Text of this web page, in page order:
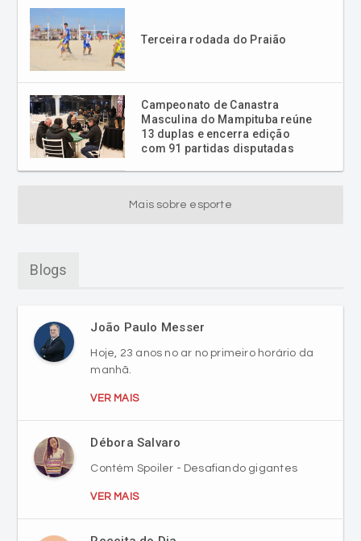
Terceira rodada do Praião
Campeonato de Canastra
Masculina do Mampituba reúne
13 duplas e encerra edição
com 91 partidas disputadas
Mais sobre esporte
Blogs
João Paulo Messer
Hoje, 23 anos no ar no primeiro horário da
manhã.
VER MAIS
Débora Salvaro
Contém Spoiler - Desafiando gigantes
VER MAIS